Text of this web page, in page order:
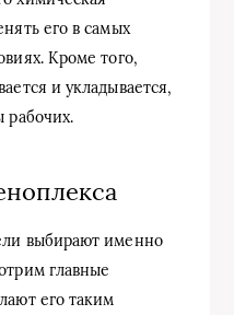
его в самых
Кроме того,
и укладывается,
рабочих.
выбирают именно
главные
его таким